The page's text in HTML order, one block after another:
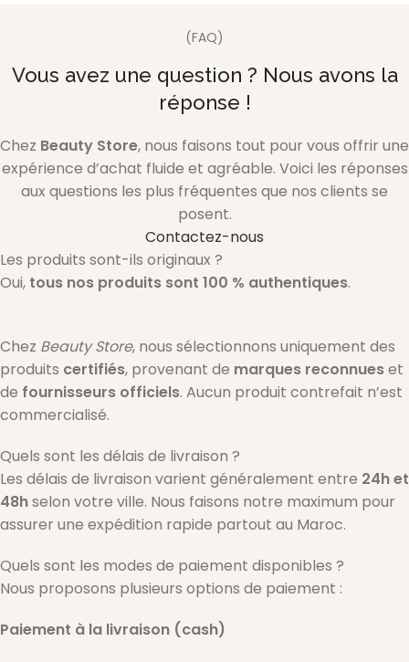
(FAQ)
Vous avez une question ? Nous avons la
réponse !
Chez Beauty Store, nous faisons tout pour vous offrir une
expérience d’achat fluide et agréable. Voici les réponses
aux questions les plus fréquentes que nos clients se
posent.
Contactez-nous
Les produits sont-ils originaux ?
Oui, tous nos produits sont 100 % authentiques.
Chez Beauty Store, nous sélectionnons uniquement des
produits certifiés, provenant de marques reconnueset
de fournisseurs officiels. Aucun produit contrefait n’est
commercialisé.
Quels sont les délais de livraison ?
Les délais de livraison varient généralement entre 24h et
48hselon votre ville. Nous faisons notre maximum pour
assurer une expédition rapide partout au Maroc.
Quels sont les modes de paiement disponibles ?
Nous proposons plusieurs options de paiement :
Paiement à la livraison (cash)